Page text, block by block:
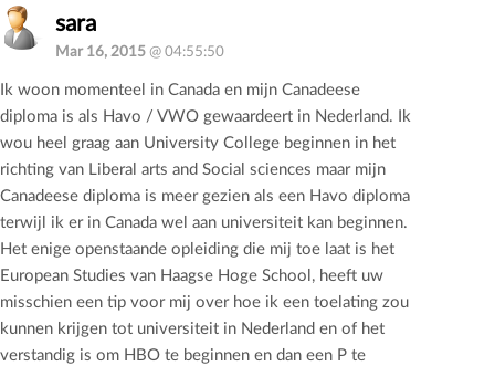
sara
Mar 16, 2015@ 04:55:50
Ik woon momenteel in Canada en mijn Canadeese
diploma is als Havo / VWO gewaardeert in Nederland. Ik
wou heel graag aan University College beginnen in het
richting van Liberal arts and Social sciences maar mijn
Canadeese diploma is meer gezien als een Havo diploma
terwijl ik er in Canada wel aan universiteit kan beginnen.
Het enige openstaande opleiding die mij toe laat is het
European Studies van Haagse Hoge School, heeft uw
misschien een tip voor mij over hoe ik een toelating zou
kunnen krijgen tot universiteit in Nederland en of het
verstandig is om HBO te beginnen en dan een P te